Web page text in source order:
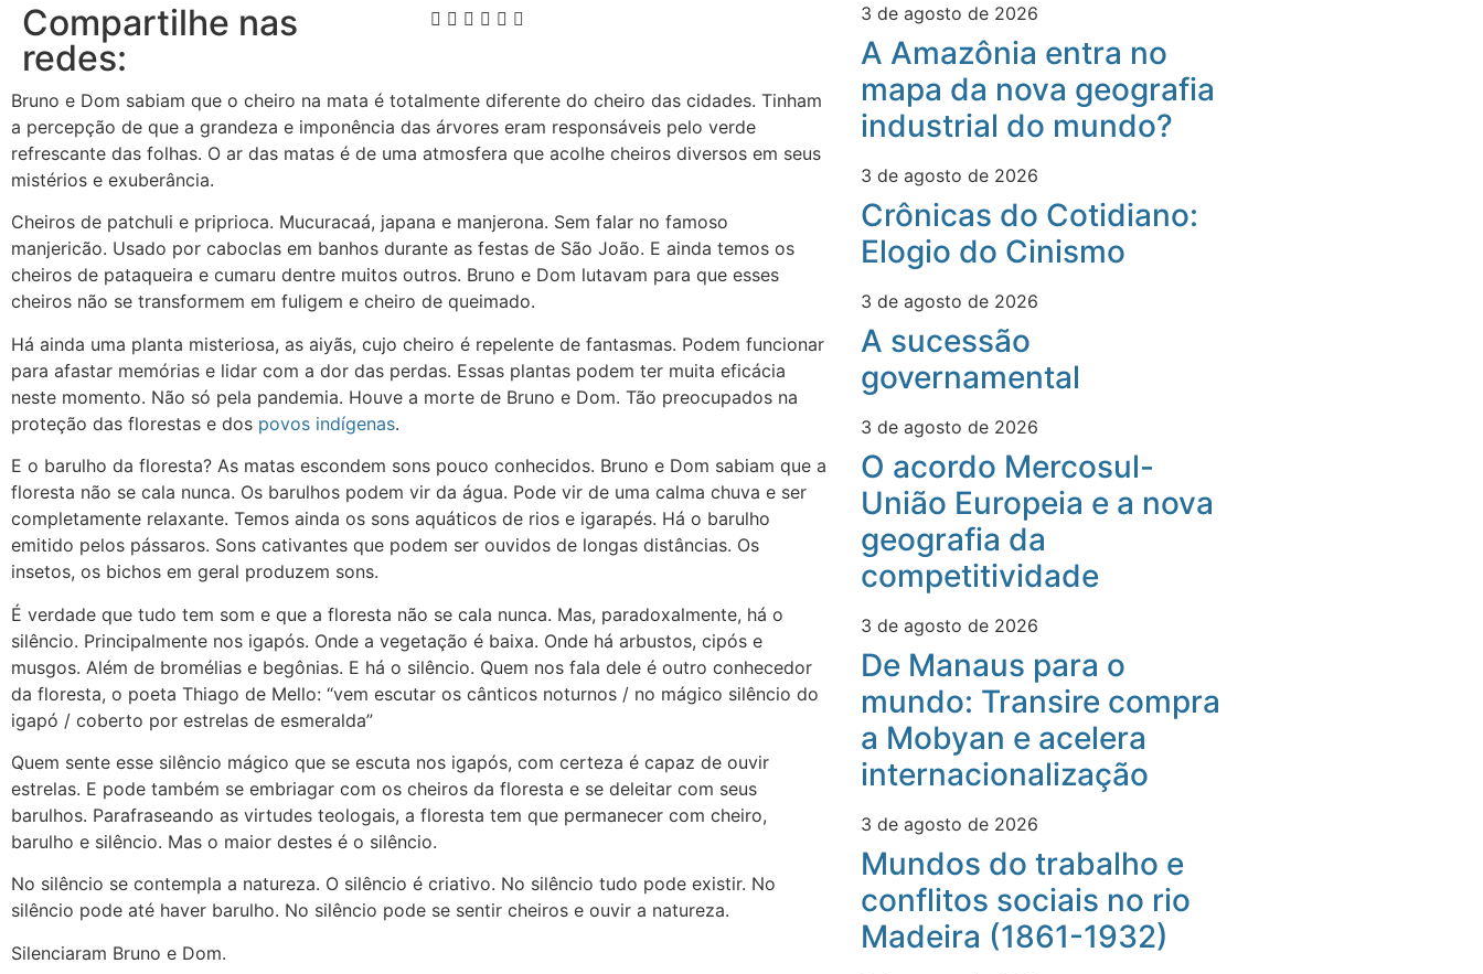
Compartilhe nas
redes:
Bruno e Dom sabiam que o cheiro na mata é totalmente diferente do cheiro das cidades. Tinham
a percepção de que a grandeza e imponência das árvores eram responsáveis pelo verde
refrescante das folhas. O ar das matas é de uma atmosfera que acolhe cheiros diversos em seus
mistérios e exuberância.
Cheiros de patchuli e priprioca. Mucuracaá, japana e manjerona. Sem falar no famoso
manjericão. Usado por caboclas em banhos durante as festas de São João. E ainda temos os
cheiros de pataqueira e cumaru dentre muitos outros. Bruno e Dom lutavam para que esses
cheiros não se transformem em fuligem e cheiro de queimado.
Há ainda uma planta misteriosa, as aiyãs, cujo cheiro é repelente de fantasmas. Podem funcionar
para afastar memórias e lidar com a dor das perdas. Essas plantas podem ter muita eficácia
neste momento. Não só pela pandemia. Houve a morte de Bruno e Dom. Tão preocupados na
proteção das florestas e dos povos indígenas.
E o barulho da floresta? As matas escondem sons pouco conhecidos. Bruno e Dom sabiam que a
floresta não se cala nunca. Os barulhos podem vir da água. Pode vir de uma calma chuva e ser
completamente relaxante. Temos ainda os sons aquáticos de rios e igarapés. Há o barulho
emitido pelos pássaros. Sons cativantes que podem ser ouvidos de longas distâncias. Os
insetos, os bichos em geral produzem sons.
É verdade que tudo tem som e que a floresta não se cala nunca. Mas, paradoxalmente, há o
silêncio. Principalmente nos igapós. Onde a vegetação é baixa. Onde há arbustos, cipós e
musgos. Além de bromélias e begônias. E há o silêncio. Quem nos fala dele é outro conhecedor
da floresta, o poeta Thiago de Mello: “vem escutar os cânticos noturnos / no mágico silêncio do
igapó / coberto por estrelas de esmeralda”
Quem sente esse silêncio mágico que se escuta nos igapós, com certeza é capaz de ouvir
estrelas. E pode também se embriagar com os cheiros da floresta e se deleitar com seus
barulhos. Parafraseando as virtudes teologais, a floresta tem que permanecer com cheiro,
barulho e silêncio. Mas o maior destes é o silêncio.
No silêncio se contempla a natureza. O silêncio é criativo. No silêncio tudo pode existir. No
silêncio pode até haver barulho. No silêncio pode se sentir cheiros e ouvir a natureza.
Silenciaram Bruno e Dom.
3 de agosto de 2026
A Amazônia entra no
mapa da nova geografia
industrial do mundo?
3 de agosto de 2026
Crônicas do Cotidiano:
Elogio do Cinismo
3 de agosto de 2026
A sucessão
governamental
3 de agosto de 2026
O acordo Mercosul-
União Europeia e a nova
geografia da
competitividade
3 de agosto de 2026
De Manaus para o
mundo: Transire compra
a Mobyan e acelera
internacionalização
3 de agosto de 2026
Mundos do trabalho e
conflitos sociais no rio
Madeira (1861-1932)